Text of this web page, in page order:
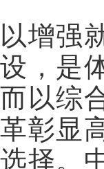
以增强
设，是
而以综
革彰显
选择。